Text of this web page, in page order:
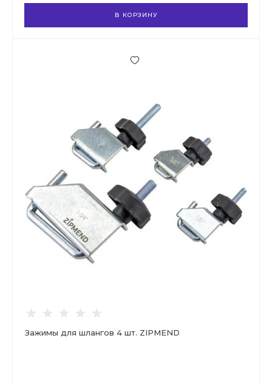
В КОРЗИНУ
Зажимы для шлангов 4 шт. ZIPMEND